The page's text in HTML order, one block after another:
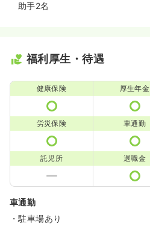
助手2名
福利厚生・待遇
健康保険 厚生年金
労災保険 車通勤
託児所 退職金
車通勤
・駐車場あり